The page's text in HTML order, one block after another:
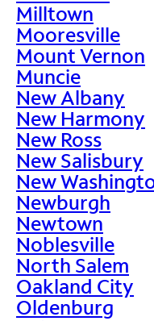
Milltown
Mooresville
Mount Vernon
Muncie
New Albany
New Harmony
New Ross
New Salisbury
New
Newburgh
Newtown
Noblesville
North Salem
Oakland City
Oldenburg